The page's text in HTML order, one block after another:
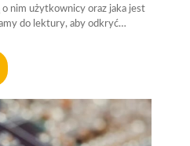
o nim użytkownicy oraz jaka jest
do lektury, aby odkryć…